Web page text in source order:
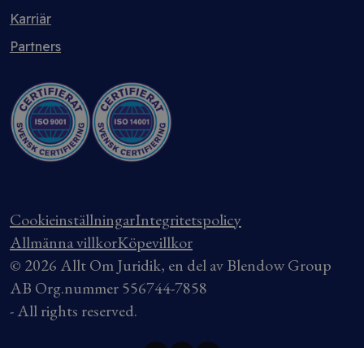
Karriär
Partners
CookieinställningarIntegritetspolicy
Allmänna villkorKöpevillkor
© 2026 Allt Om Juridik, en del av Blendow Group
AB Org.nummer 556744-7858
- All rights reserved.